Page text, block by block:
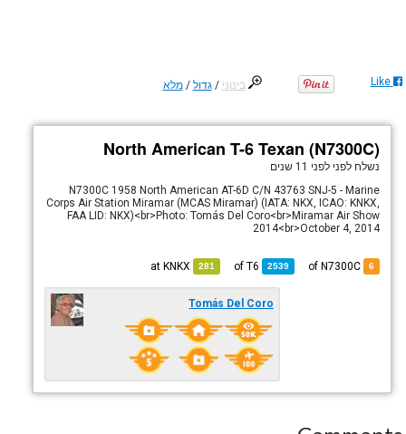
בינוני /גדול /מלא Like
North American T-6 Texan (N7300C)
נשלח לפנילפני 11 שנים
N7300C 1958 North American AT-6D C/N 43763 SNJ-5 - Marine
Corps Air Station Miramar (MCAS Miramar) (IATA: NKX, ICAO: KNKX,
FAA LID: NKX)<br>Photo: Tomás Del Coro<br>Miramar Air Show
2014<br>October 4, 2014
6
of N7300C
2539
T6
281
KNKX
Tomás Del Coro